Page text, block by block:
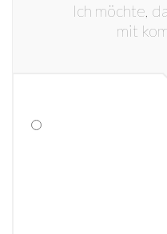
Ich möchte,
mit